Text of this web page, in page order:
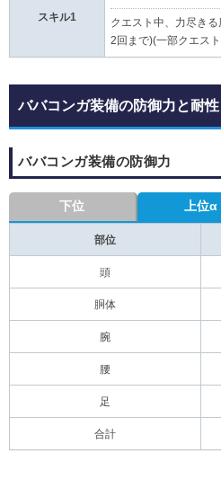
スキル1
クエスト中、力尽き
2回まで)(一部クエス
ババコンガ装備の防御力と耐性
ババコンガ装備の防御力
下位 上位α
部位
頭
胴体
腕
腰
足
合計